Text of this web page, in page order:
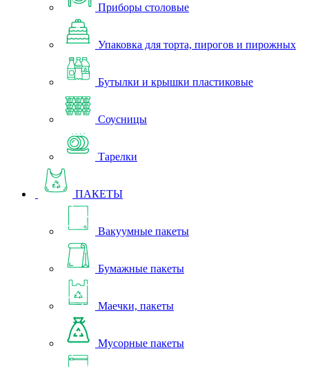
Приборы столовые
Упаковка для торта, пирогов и пирожных
Бутылки и крышки пластиковые
Соусницы
Тарелки
ПАКЕТЫ
Вакуумные пакеты
Бумажные пакеты
Маечки, пакеты
Мусорные пакеты